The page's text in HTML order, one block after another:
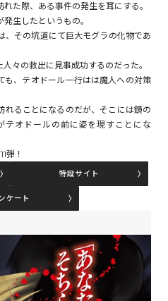
ューレ
パルフェ
クエッセイ
閉じる
た際、ある事件の発生を耳にする。
生したというもの。
、その坑道にて巨大モグラの化物であ
々の救出に見事成功するのだった。
も、テオドール一行はは魔人への対策
れることになるのだが、そこには鏡の
テオドールの前に姿を現すことにな
弾！
特設サイト
ケート